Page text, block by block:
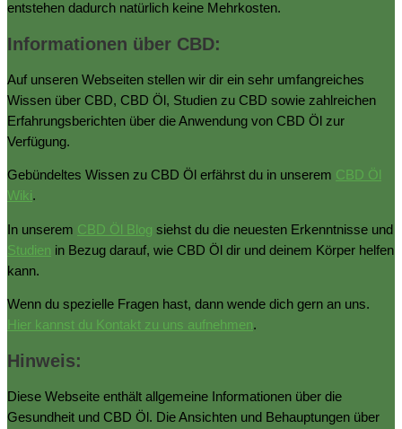
entstehen dadurch natürlich keine Mehrkosten.
Informationen über CBD:
Auf unseren Webseiten stellen wir dir ein sehr umfangreiches
Wissen über CBD, CBD Öl, Studien zu CBD sowie zahlreichen
Erfahrungsberichten über die Anwendung von CBD Öl zur
Verfügung.
Gebündeltes Wissen zu CBD Öl erfährst du in unserem CBD Öl
Wiki.
In unserem CBD Öl Blog siehst du die neuesten Erkenntnisse und
Studien in Bezug darauf, wie CBD Öl dir und deinem Körper helfen
kann.
Wenn du spezielle Fragen hast, dann wende dich gern an uns.
Hier kannst du Kontakt zu uns aufnehmen.
Hinweis:
Diese Webseite enthält allgemeine Informationen über die
Gesundheit und CBD Öl. Die Ansichten und Behauptungen über